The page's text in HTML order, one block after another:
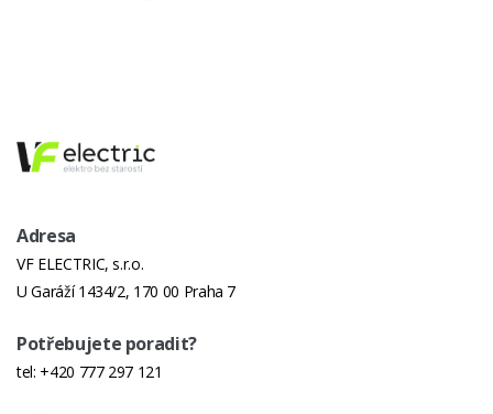
Výrobku
Adresa
VF ELECTRIC, s.r.o.
U Garáží 1434/2, 170 00 Praha 7
Potřebujete poradit?
tel: +420 777 297 121